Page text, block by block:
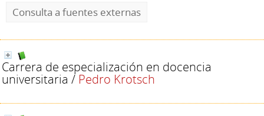
Consulta a fuentes externas
Carrera de especialización en docencia
universitaria / Pedro Krotsch